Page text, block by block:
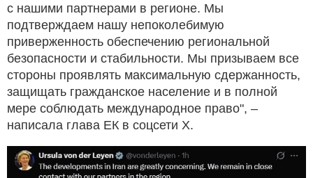
с нашими партнерами в регионе. Мы
подтверждаем нашу непоколебимую
приверженность обеспечению региональной
безопасности и стабильности. Мы призываем все
стороны проявлять максимальную сдержанность,
защищать гражданское население и в полной
мере соблюдать международное право", –
написала глава ЕК в соцсети X.